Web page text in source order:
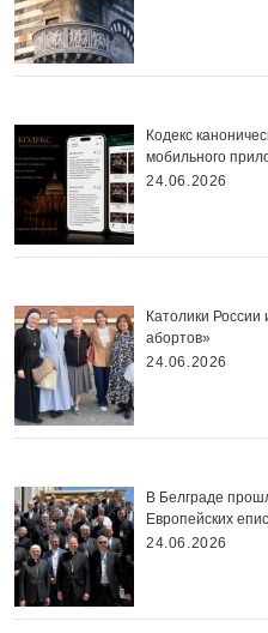
Кодекс
мобильного
24.06.2026
Католики России
абортов»
24.06.2026
В Белграде
Европейских
24.06.2026